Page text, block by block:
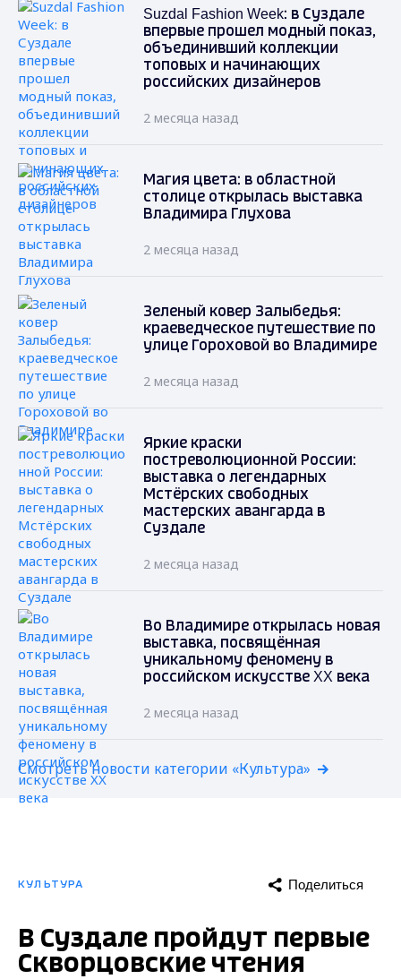
Suzdal Fashion Week: в Суздале
впервые прошел модный показ,
объединивший коллекции
топовых и начинающих
российских дизайнеров
2 месяца назад
Магия цвета: в областной
столице открылась выставка
Владимира Глухова
2 месяца назад
Зеленый ковер Залыбедья:
краеведческое путешествие по
улице Гороховой во Владимире
2 месяца назад
Яркие краски
постреволюционной России:
выставка о легендарных
Мстёрских свободных
мастерских авангарда в
Суздале
2 месяца назад
Во Владимире открылась новая
выставка, посвящённая
уникальному феномену в
российском искусстве XX века
2 месяца назад
Смотреть новости категории «Культура»
КУЛЬТУРА Поделиться
В Суздале пройдут первые
Скворцовские чтения